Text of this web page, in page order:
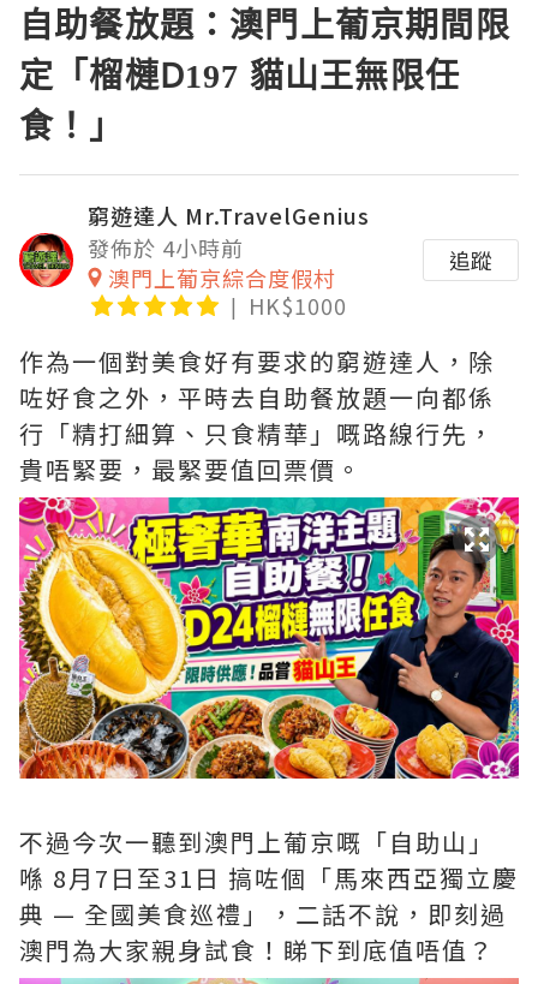
自助餐放題：澳門上葡京期間限
定「榴槤D197 貓山王無限任
食！」
窮遊達人 Mr.TravelGenius
發佈於 4小時前
澳門上葡京綜合度假村
HK$1000
追蹤
作為一個對美食好有要求的窮遊達人，除
咗好食之外，平時去自助餐放題一向都係
行「精打細算、只食精華」嘅路線行先，
貴唔緊要，最緊要值回票價。
不過今次一聽到澳門上葡京嘅「自助山」
喺 8月7日至31日 搞咗個「馬來西亞獨立慶
典 — 全國美食巡禮」，二話不說，即刻過
澳門為大家親身試食！睇下到底值唔值？